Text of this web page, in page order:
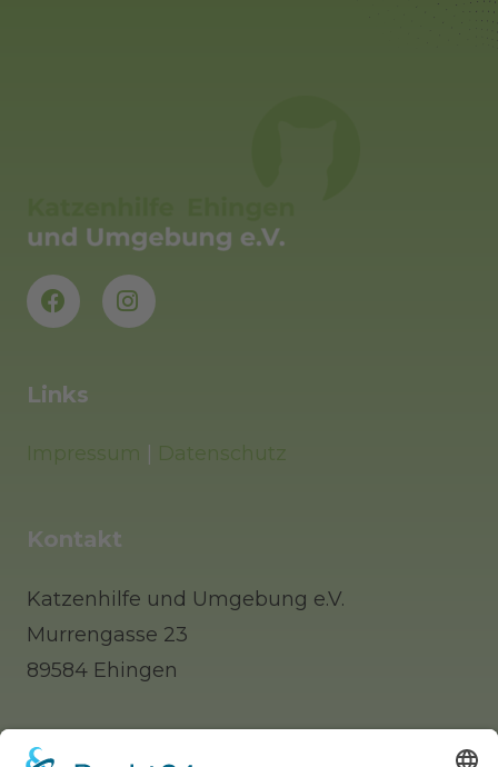
Links
Impressum Datenschutz
Kontakt
Katzenhilfe und Umgebung e.V.
Murrengasse 23
89584 Ehingen
Tel: 0 73 91 / 77 0 88 65 (Telefonisch erst